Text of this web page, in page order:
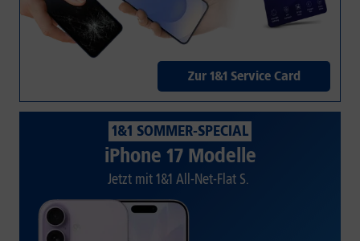
Zur 1&1 Service Card
1&1 SOMMER-SPECIAL
iPhone 17 Modelle
Jetzt mit 1&1 All-Net-Flat S.